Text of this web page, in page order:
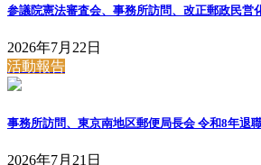
参議院憲法審査会、事務所訪問、改正郵政民営
2026年7月22日
活動報告
事務所訪問、東京南地区郵便局長会 令和8年退
2026年7月21日